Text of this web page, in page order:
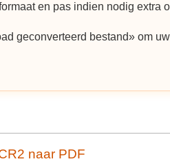
en pas indien nodig extra
geconverteerd bestand» om
naar PDF